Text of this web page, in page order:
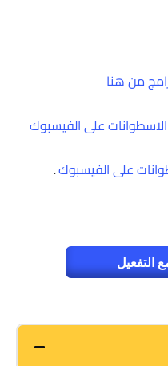
من هنا
على الفيسبوك
على الفيسبوك.
التفعيل